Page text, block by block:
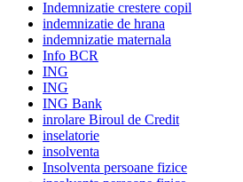
Indemnizatie crestere copil
indemnizatie de hrana
indemnizatie maternala
Info BCR
ING
ING
ING Bank
inrolare Biroul de Credit
inselatorie
insolventa
Insolventa persoane fizice